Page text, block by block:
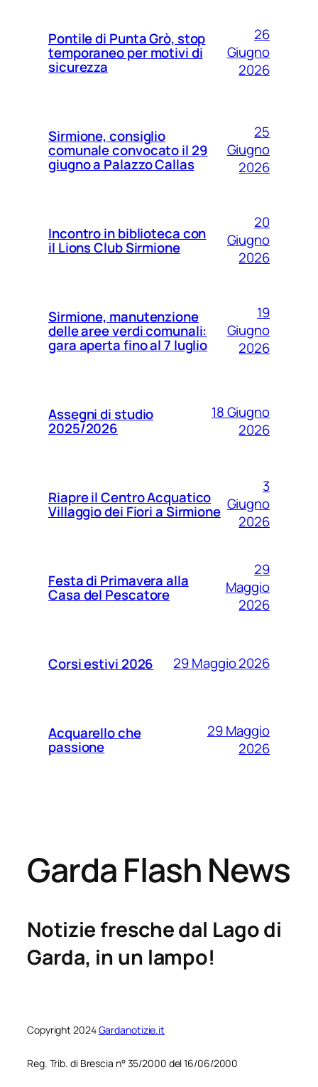
Pontile di Punta Grò, stop
temporaneo per motivi di
sicurezza
26
Giugno
2026
Sirmione, consiglio
comunale convocato il 29
giugno a Palazzo Callas
25
Giugno
2026
Incontro in biblioteca con
il Lions Club Sirmione
20
Giugno
2026
Sirmione, manutenzione
delle aree verdi comunali:
gara aperta fino al 7 luglio
19
Giugno
2026
Assegni di studio
2025/2026
18 Giugno
2026
Riapre il Centro Acquatico
Villaggio dei Fiori a Sirmione
3
Giugno
2026
Festa di Primavera alla
Casa del Pescatore
29
Maggio
2026
Corsi estivi 2026 29 Maggio 2026
Acquarello che
passione
29 Maggio
2026
Garda Flash News
Notizie fresche dal Lago di
Garda, in un lampo!
Copyright 2024Gardanotizie.it
Reg. Trib. di Brescia n° 35/2000 del 16/06/2000